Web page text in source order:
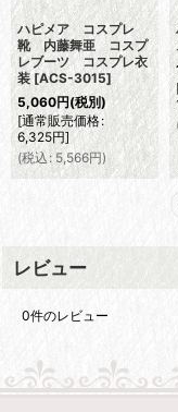
ハピメア コスプレ
靴 内藤舞亜 コスプ
レブーツ コスプレ衣
装 [ACS-3015]
5,060円(税別)
[通常販売価格:
6,325円]
(税込: 5,566円)
レビュー
0件のレビュー